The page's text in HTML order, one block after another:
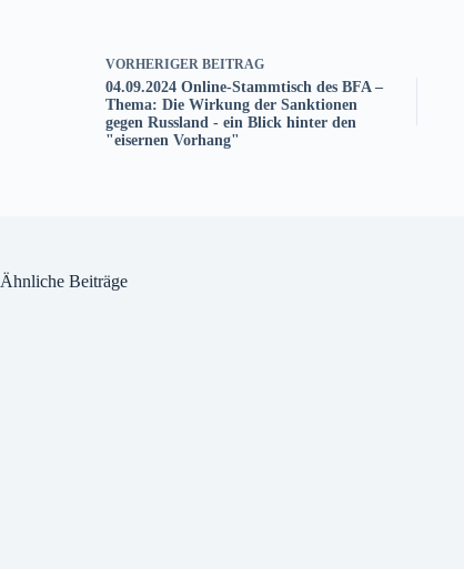
VORHERIGER BEITRAG
04.09.2024 Online-Stammtisch des BFA –
Thema: Die Wirkung der Sanktionen
gegen Russland - ein Blick hinter den
"eisernen Vorhang"
Ähnliche Beiträge